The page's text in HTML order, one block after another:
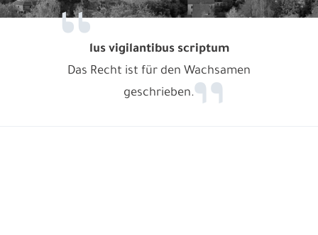
lus vigilantibus scriptum
Das Recht ist für den Wachsamen
geschrieben.